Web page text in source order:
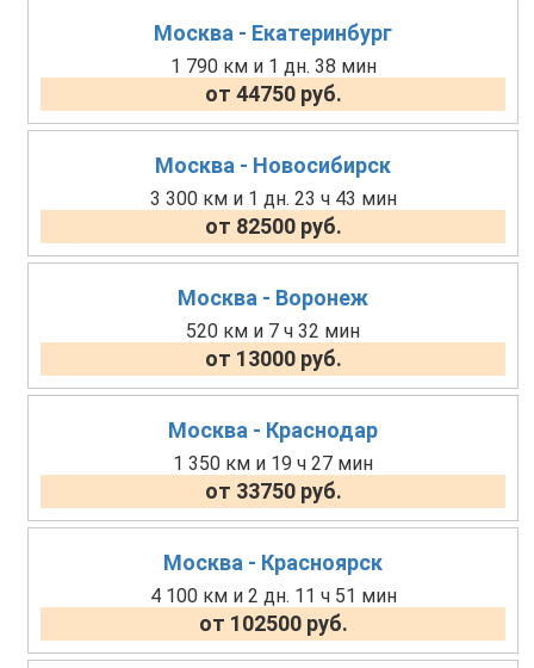
Москва - Екатеринбург
1 790 км и 1 дн. 38 мин
от 44750 руб.
Москва - Новосибирск
3 300 км и 1 дн. 23 ч 43 мин
от 82500 руб.
Москва - Воронеж
520 км и 7 ч 32 мин
от 13000 руб.
Москва - Краснодар
1 350 км и 19 ч 27 мин
от 33750 руб.
Москва - Красноярск
4 100 км и 2 дн. 11 ч 51 мин
от 102500 руб.